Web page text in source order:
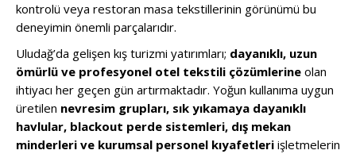
kontrolü veya restoran masa tekstillerinin görünümü bu
deneyimin önemli parçalarıdır.
Uludağ’da gelişen kış turizmi yatırımları; dayanıklı, uzun
ömürlü ve profesyonel otel tekstili çözümlerine olan
ihtiyacı her geçen gün artırmaktadır. Yoğun kullanıma uygun
üretilen nevresim grupları, sık yıkamaya dayanıklı
havlular, blackout perde sistemleri, dış mekan
minderleri ve kurumsal personel kıyafetleri işletmelerin